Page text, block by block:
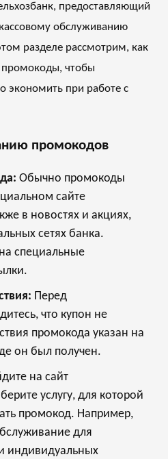
предоставляющий
обслуживанию
разделе рассмотрим, как
промокоды, чтобы
экономить при работе с
промокодов
Обычно промокоды
сайте
в новостях и акциях,
сетях банка.
специальные
Перед
что купон не
промокода указан на
он был получен.
на сайт
услугу, для которой
промокод. Например,
для
индивидуальных